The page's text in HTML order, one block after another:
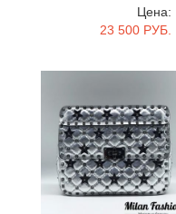
Цена:
23 500 РУБ.